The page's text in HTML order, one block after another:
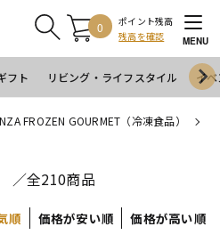
0
ポイント残高
残高を確認
MENU
フト リビング・ライフスタイル イ
FROZEN GOURMET（冷凍食品）
／全210商品
順 価格が安い順 価格が高い順